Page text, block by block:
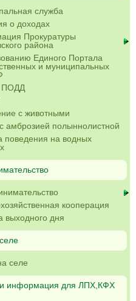
служба
о доходах
Прокуратуры
района
Единого Портала
и муниципальных
ПОДД
с животными
амброзией полыннолистной
поведения на водных
кооперация
выходного дня
селе
информация для ЛПХ,КФХ